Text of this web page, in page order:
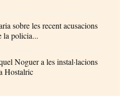
sobre les recent acusacions
la policia...
Noguer a les instal·lacions
Hostalric